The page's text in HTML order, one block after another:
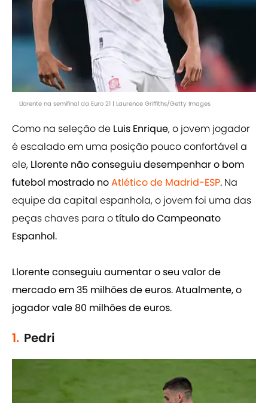
Llorente na semifinal da Euro 21 | Laurence Griffiths/Getty Images
Como na seleção de Luis Enrique, o jovem jogador
é escalado em uma posição pouco confortável a
ele, Llorente não conseguiu desempenhar o bom
futebol mostrado noAtlético de Madrid-ESP. Na
equipe da capital espanhola, o jovem foi uma das
peças chaves para otítulo do Campeonato
Espanhol.
Llorente conseguiu aumentar o seu valor de
mercado em 35 milhões de euros. Atualmente, o
jogador vale 80 milhões de euros.
1. Pedri